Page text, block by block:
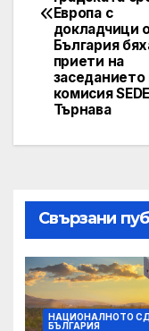
Европа с
докладчици
България
приети на
заседанието
комисия
Търнава
Свързани
НАЦИОНАЛНОТО
БЪЛГАРИЯ